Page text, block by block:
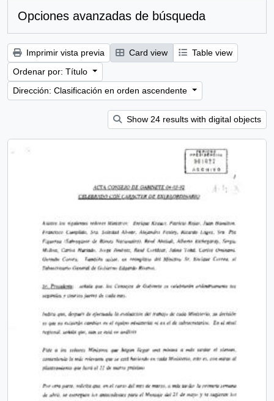
Opciones avanzadas de búsqueda
Imprimir vista previa Card view
Table view
Ordenar por: Título
Dirección: Clasificación en orden ascendente
Show 24 results with digital objects